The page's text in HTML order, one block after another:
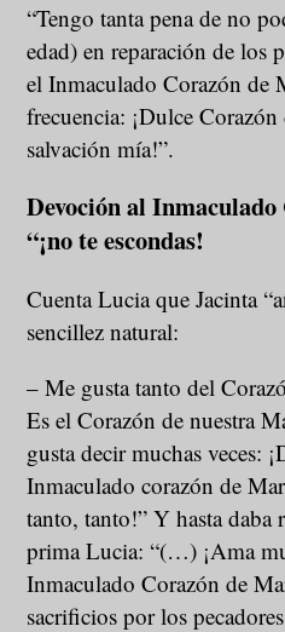
“Tengo tanta pena de no
edad) en reparación de los
el Inmaculado Corazón de
frecuencia: ¡Dulce
salvación mía!”.
Devoción al
“¡no te escondas!
Cuenta Lucia que Jacinta
sencillez natural:
– Me gusta tanto del
Es el Corazón de nuestra
gusta decir muchas veces:
Inmaculado corazón de
tanto, tanto!” Y hasta daba
prima Lucia: “(…) ¡Ama
Inmaculado Corazón de
sacrificios por los